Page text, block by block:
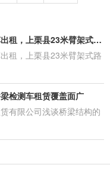
永修县24米桁架式桥梁检测车出租，上栗县23米臂架式路桥检查车租赁
租，上栗县23米臂架式路
检测车租赁覆盖面广
有限公司浅谈桥梁结构的